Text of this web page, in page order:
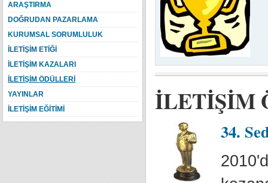
İLETİŞİM
34.
ARAŞTIRMA
DOĞRUDAN PAZARLAMA
KURUMSAL SORUMLULUK
İLETİŞİM ETİĞİ
İLETİŞİM KAZALARI
İLETİŞİM ÖDÜLLERİ
YAYINLAR
İLETİŞİM EĞİTİMİ